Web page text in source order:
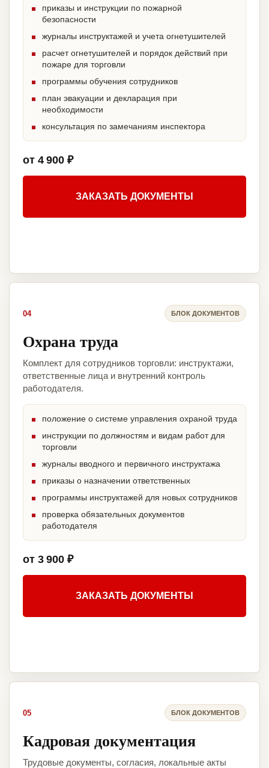
приказы и инструкции по пожарной
безопасности
журналы инструктажей и учета огнетушителей
расчет огнетушителей и порядок действий при
пожаре для торговли
программы обучения сотрудников
план эвакуации и декларация при
необходимости
консультация по замечаниям инспектора
от 4 900 ₽
ЗАКАЗАТЬ ДОКУМЕНТЫ
04 БЛОК ДОКУМЕНТОВ
Охрана труда
Комплект для сотрудников торговли: инструктажи,
ответственные лица и внутренний контроль
работодателя.
положение о системе управления охраной труда
инструкции по должностям и видам работ для
торговли
журналы вводного и первичного инструктажа
приказы о назначении ответственных
программы инструктажей для новых сотрудников
проверка обязательных документов
работодателя
от 3 900 ₽
ЗАКАЗАТЬ ДОКУМЕНТЫ
05 БЛОК ДОКУМЕНТОВ
Кадровая документация
Трудовые документы, согласия, локальные акты